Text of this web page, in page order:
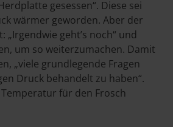
gesessen“. Diese sei
wärmer geworden. Aber der
„Irgendwie geht’s noch“ und
um so weiterzumachen. Damit
„viele grundlegende Fragen
Druck behandelt zu haben“.
für den Frosch